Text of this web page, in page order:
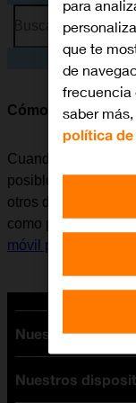
Busca por
Cómo utilizar el
Cuando se utiliza
posible compartir
otros dispositivos a
como punto de
móvil para internet
Nuestras tarifas
Tarifas Orange
Nuestros
para
que te
de
frecuencia
saber
política